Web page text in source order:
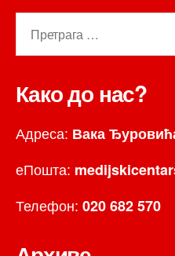
Како до нас?
Адреса: Вака
еПошта:
Телефон: 020 682 570